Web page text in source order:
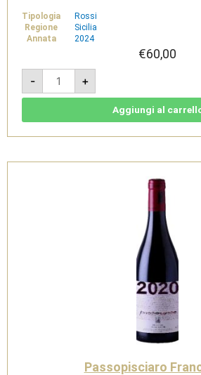
Tipologia
Rossi
Regione
Sicilia
Annata
2024
€60,00
-
Contrada
-
Terre
Passopisciaro
+
Aggiungi al
Passopisciaro